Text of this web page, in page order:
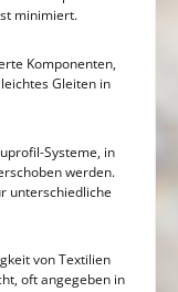
minimiert.
Komponenten,
Gleiten in
Systeme, in
werden.
unterschiedliche
von Textilien
oft angegeben in